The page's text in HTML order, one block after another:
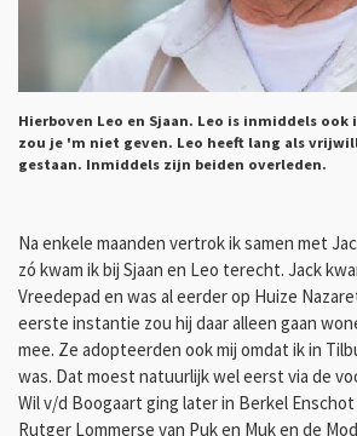
Hierboven Leo en Sjaan. Leo is inmiddels
zou je 'm niet geven. Leo heeft lang als
gestaan. Inmiddels zijn beiden overleden.
Na enkele maanden vertrok ik samen met
zó kwam ik bij Sjaan en Leo terecht. Jack
Vreedepad en was al eerder op Huize
eerste instantie zou hij daar alleen gaan
mee. Ze adopteerden ook mij omdat ik in
was. Dat moest natuurlijk wel eerst via de
Wil v/d Boogaart ging later in Berkel
Rutger Lommerse van Puk en Muk en de